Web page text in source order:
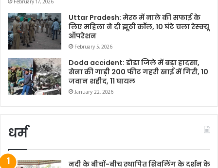
February 17, 2026
Uttar Pradesh: मेरठ में नाले की सफाई के
लिए महिला ने दी झूठी कॉल, 10 घंटे चला रेस्क्यू
ऑपरेशन
February 5, 2026
Doda accident: डोडा जिले में बड़ा हादसा,
सेना की गाड़ी 200 फीट गहरी खाई में गिरी, 10
जवान शहीद, 11 घायल
January 22, 2026
धर्म
नदी के बीचों-बीच स्थापित शिवलिंग के दर्शन के